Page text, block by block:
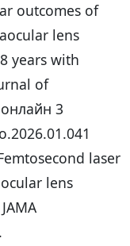
outcomes of
lens
years with
of
3
laser
lens